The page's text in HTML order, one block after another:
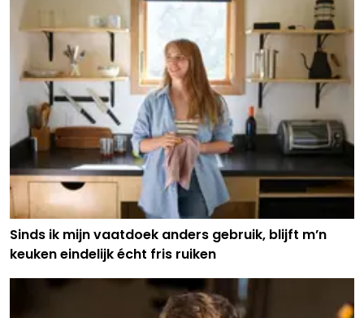
Sinds ik mijn vaatdoek anders gebruik, blijft m’n
keuken eindelijk écht fris ruiken